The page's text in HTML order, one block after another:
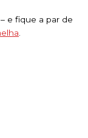
– e fique a par de